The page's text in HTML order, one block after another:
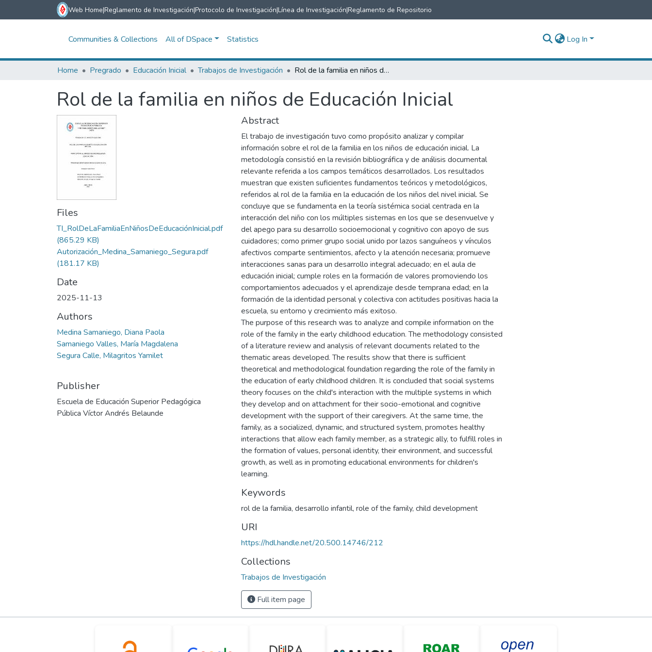
Web Home|Reglamento de Investigación|Protocolo de Investigación|Línea de Investigación|Reglamento de Repositorio
Communities & Collections All of DSpace Statistics Log In
Home Pregrado Educación Inicial Trabajos de Investigación Rol de la familia en niños de Educación Inicial
Rol de la familia en niños de Educación Inicial
Files
TI_RolDeLaFamiliaEnNiñosDeEducaciónInicial.pdf
(865.29 KB)
Autorización_Medina_Samaniego_Segura.pdf
(181.17 KB)
Date
2025-11-13
Authors
Medina Samaniego, Diana Paola
Samaniego Valles, María Magdalena
Segura Calle, Milagritos Yamilet
Publisher
Escuela de Educación Superior Pedagógica
Pública Víctor Andrés Belaunde
Abstract
El trabajo de investigación tuvo como propósito analizar y compilar
información sobre el rol de la familia en los niños de educación inicial. La
metodología consistió en la revisión bibliográfica y de análisis documental
relevante referida a los campos temáticos desarrollados. Los resultados
muestran que existen suficientes fundamentos teóricos y metodológicos,
referidos al rol de la familia en la educación de los niños del nivel inicial. Se
concluye que se fundamenta en la teoría sistémica social centrada en la
interacción del niño con los múltiples sistemas en los que se desenvuelve y
del apego para su desarrollo socioemocional y cognitivo con apoyo de sus
cuidadores; como primer grupo social unido por lazos sanguíneos y vínculos
afectivos comparte sentimientos, afecto y la atención necesaria; promueve
interacciones sanas para un desarrollo integral adecuado; en el aula de
educación inicial; cumple roles en la formación de valores promoviendo los
comportamientos adecuados y el aprendizaje desde temprana edad; en la
formación de la identidad personal y colectiva con actitudes positivas hacia la
escuela, su entorno y crecimiento más exitoso.
The purpose of this research was to analyze and compile information on the
role of the family in the early childhood education. The methodology consisted
of a literature review and analysis of relevant documents related to the
thematic areas developed. The results show that there is sufficient
theoretical and methodological foundation regarding the role of the family in
the education of early childhood children. It is concluded that social systems
theory focuses on the child's interaction with the multiple systems in which
they develop and on attachment for their socio-emotional and cognitive
development with the support of their caregivers. At the same time, the
family, as a socialized, dynamic, and structured system, promotes healthy
interactions that allow each family member, as a strategic ally, to fulfill roles in
the formation of values, personal identity, their environment, and successful
growth, as well as in promoting educational environments for children's
learning.
Keywords
rol de la familia, desarrollo infantil, role of the family, child development
URI
https://hdl.handle.net/20.500.14746/212
Collections
Trabajos de Investigación
Full item page